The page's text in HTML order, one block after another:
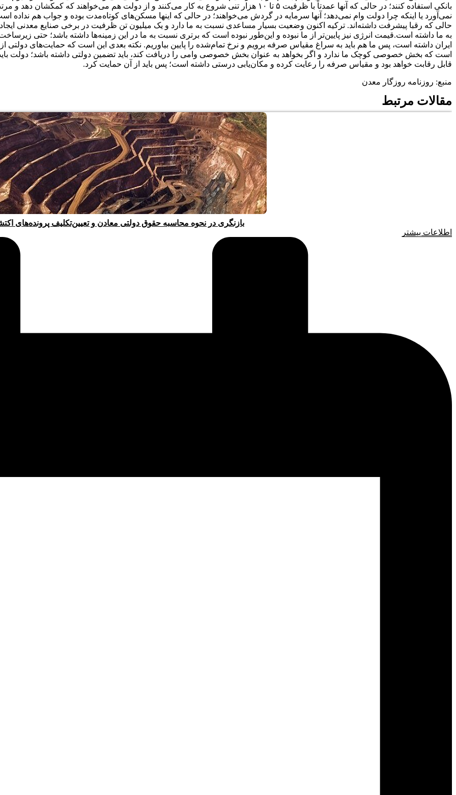
بانکی استفاده کنند؛ در حالی که آنها عمدتاً با ظرفیت ۵ تا ۱۰ هزار تنی شروع به کار می‌کنند و از دولت هم
نمی‌آورد یا اینکه چرا دولت وام نمی‌دهد؛ آنها سرمایه در گردش می‌خواهند؛ در حالی که اینها مسکن‌های کوتاه‌مدت بوده و جواب هم
حالی که رقبا پیشرفت داشته‌اند. ترکیه اکنون وضعیت بسیار مساعدی نسبت به ما دارد و یک میلیون تن ظرفیت در برخی صنایع معدنی
به ما داشته است.قیمت انرژی نیز پایین‌تر از ما نبوده و این‌طور نبوده است که برتری نسبت به ما در این زمینه‌ها داشته باشد؛ حتی
ایران داشته است، پس ما هم باید به سراغ مقیاس صرفه برویم و نرخ تمام‌شده را پایین بیاوریم. نکته بعدی این است که حمایت‌های
است که بخش خصوصی کوچک ما ندارد و اگر بخواهد به عنوان بخش‌ خصوصی وامی را دریافت کند، باید تضمین دولتی داشته باشد؛ دولت
قابل رقابت خواهد بود و مقیاس صرفه را رعایت کرده و مکان‌یابی درستی داشته است؛ پس باید از آن حمایت کرد.
منبع: روزنامه روزگار معدن
مقالات مرتبط
بازنگری در نحوه محاسبه حقوق دولتی معادن و تعیین‌تکلیف پرونده‌های
اطلاعات بیشتر